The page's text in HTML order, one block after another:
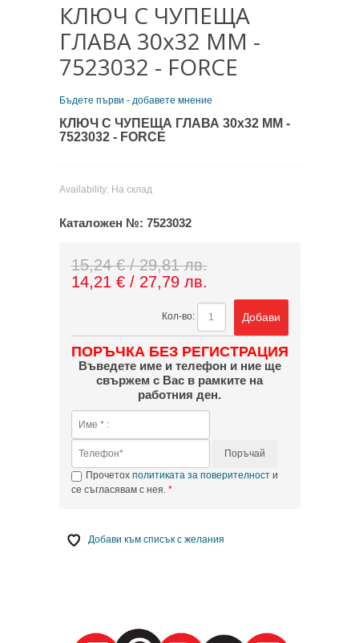
КЛЮЧ С ЧУПЕЩА
ГЛАВА 30x32 ММ -
7523032 - FORCE
Бъдете първи - добавете мнение
КЛЮЧ С ЧУПЕЩА ГЛАВА 30x32 ММ -
7523032 - FORCE
Availability: На склад
Каталожен №: 7523032
15,24 € / 29,81 лв.
14,21 € / 27,79 лв.
Кол-во: Добави
ПОРЪЧКА БЕЗ РЕГИСТРАЦИЯ
Въведете име и телефон и ние ще
свържем с Вас в рамките на
работния ден.
Поръчай
Прочетох политиката за поверителности
се съгласявам с нея.
Добави към списък с желания